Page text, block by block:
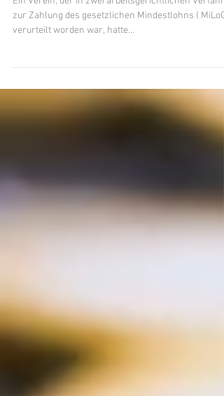
gegen Mindestlohn
verurteilt worden war, hatte...